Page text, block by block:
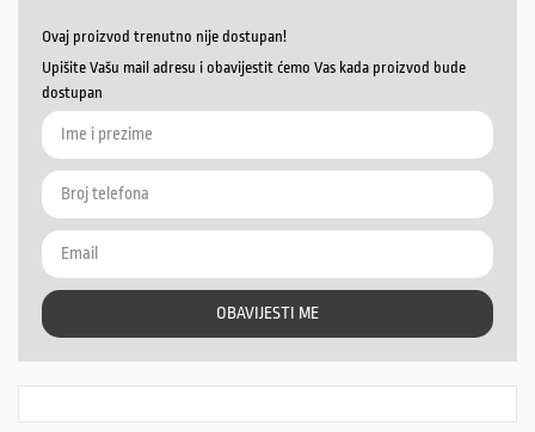
Ovaj proizvod trenutno nije dostupan!
Upišite Vašu mail adresu i obavijestit ćemo Vas kada proizvod bude
dostupan
OBAVIJESTI ME